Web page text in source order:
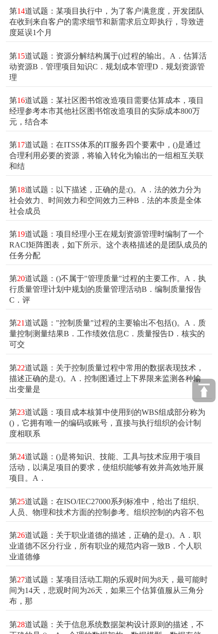
第14道试题：某项目执行中，为了客户满意度，开发团队
在收到来自客户的需求细节和新需求后立即执行，导致进
度延误1个月
第15道试题：资源分解结构属于()过程的输出。A．估算活
动资源B．管理项目知识C．规划成本管理D．规划资源管
理
第16道试题：某社区图书馆改造项目需要估算成本，项目
经理参考本市其他社区图书馆改造项目的实际成本800万
元，结合本
第17道试题：在ITSS体系的IT服务四个要素中，()是通过
合理利用必要的资源，将输入转化为输出的一组相互关联
和结
第18道试题：以下描述，正确的是:()。A．法的效力分为
社会效力、时间效力和空间效力三种B．法的本质是全体
社会成员
第19道试题：项目经理小王在规划资源管理时编制了一个
RACI矩阵图表，如下所示。这个表格描述的是团队成员的
任务分配
第20道试题：()不属于"管理质量"过程的主要工作。A．执
行质量管理计划中规划的质量管理活动B．编制质量报告
C．评
第21道试题："控制质量"过程的主要输出不包括()。A．质
量控制测量结果B．工作绩效信息C．质量报告D．核实的
可交
第22道试题：关于控制质量过程中常用的数据表现技术，
描述正确的是:()。A．控制图通过上下界限来监测各种输
出变量是
第23道试题：项目成本核算中使用到的WBS组成部分称为
()，它拥有唯一的编码或账号，直接与执行组织的会计制
度相联系
第24道试题：()是将知识、技能、工具与技术应用于项目
活动，以满足项目的要求，使组织能够有效并高效地开展
项目。A．
第25道试题：在ISO/IEC27000系列标准中，给出了组织、
人员、物理和技术方面的控制参考。组织控制的内容不包
第26道试题：关于职业道德的描述，正确的是:()。A．职
业道德不区分行业，所有职业的规范内容一致B．个人职
业道德修
第27道试题：某项目活动工期的乐观时间为8天，最可能时
间为14天，悲观时间为26天，如果三个估算值服从三角分
布，那
第28道试题：关于信息系统数据架构设计原则的描述，不